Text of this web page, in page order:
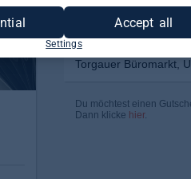
Torgauer Büromarkt,
Du möchtest einen
Dann klicke hier.
Accept all
Settings